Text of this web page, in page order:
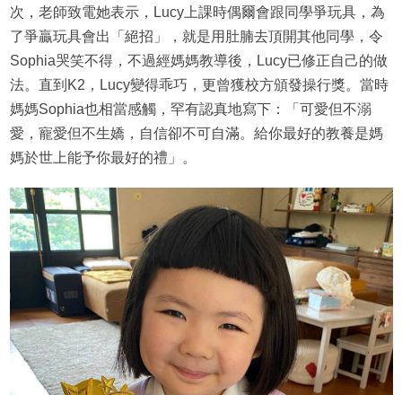
次，老師致電她表示，Lucy上課時偶爾會跟同學爭玩具，為
了爭贏玩具會出「絕招」，就是用肚腩去頂開其他同學，令
Sophia哭笑不得，不過經媽媽教導後，Lucy已修正自己的做
法。直到K2，Lucy變得乖巧，更曾獲校方頒發操行獎。當時
媽媽Sophia也相當感觸，罕有認真地寫下：「可愛但不溺
愛，寵愛但不生嬌，自信卻不可自滿。給你最好的教養是媽
媽於世上能予你最好的禮」。